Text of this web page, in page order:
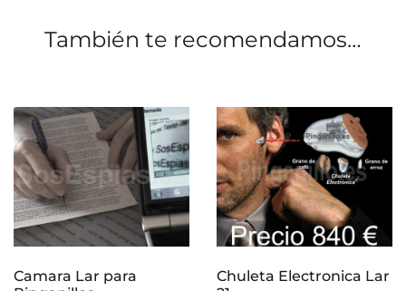
También te recomendamos…
Camara Lar para
Chuleta Electronica Lar